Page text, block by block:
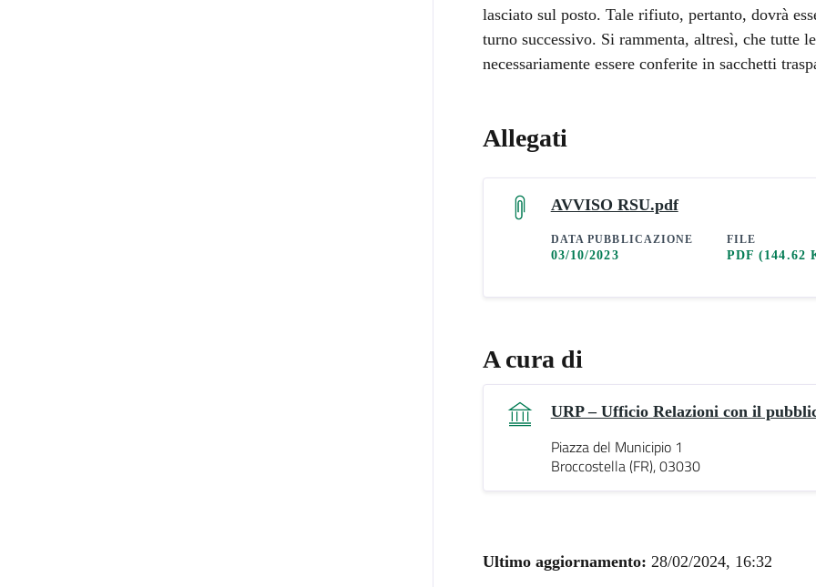
lasciato sul posto. Tale rifiuto, pertanto, dovrà
turno successivo. Si rammenta, altresì, che tutte
necessariamente essere conferite in sacchetti
Allegati
AVVISO RSU.pdf
DATA PUBBLICAZIONE
03/10/2023
FILE
PDF(144.62
A cura di
URP – Ufficio Relazioni con il
Piazza del Municipio 1
Broccostella (FR), 03030
Ultimo aggiornamento: 28/02/2024, 16:32